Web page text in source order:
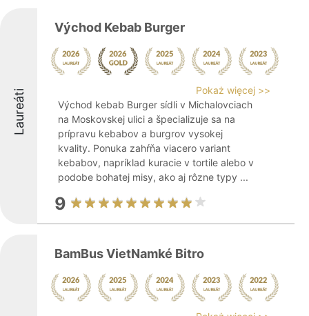
Laureáti
Východ Kebab Burger
Pokaż więcej >>
Východ kebab Burger sídli v Michalovciach
na Moskovskej ulici a špecializuje sa na
prípravu kebabov a burgrov vysokej
kvality. Ponuka zahŕňa viacero variant
kebabov, napríklad kuracie v tortile alebo v
podobe bohatej misy, ako aj rôzne typy ...
9
BamBus VietNamké Bitro